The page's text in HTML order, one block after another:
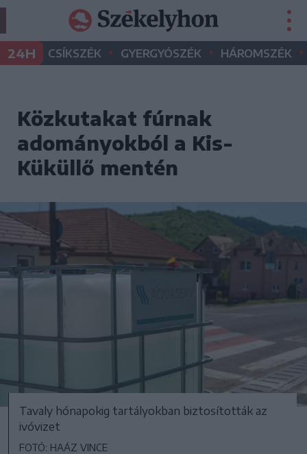
24H CSÍKSZÉK • GYERGYÓSZÉK • HÁROMSZÉK •
Közkutakat fúrnak
adományokból a Kis-
Küküllő mentén
Tavaly hónapokig tartályokban biztosították az
ivóvizet
FOTÓ: HAÁZ VINCE